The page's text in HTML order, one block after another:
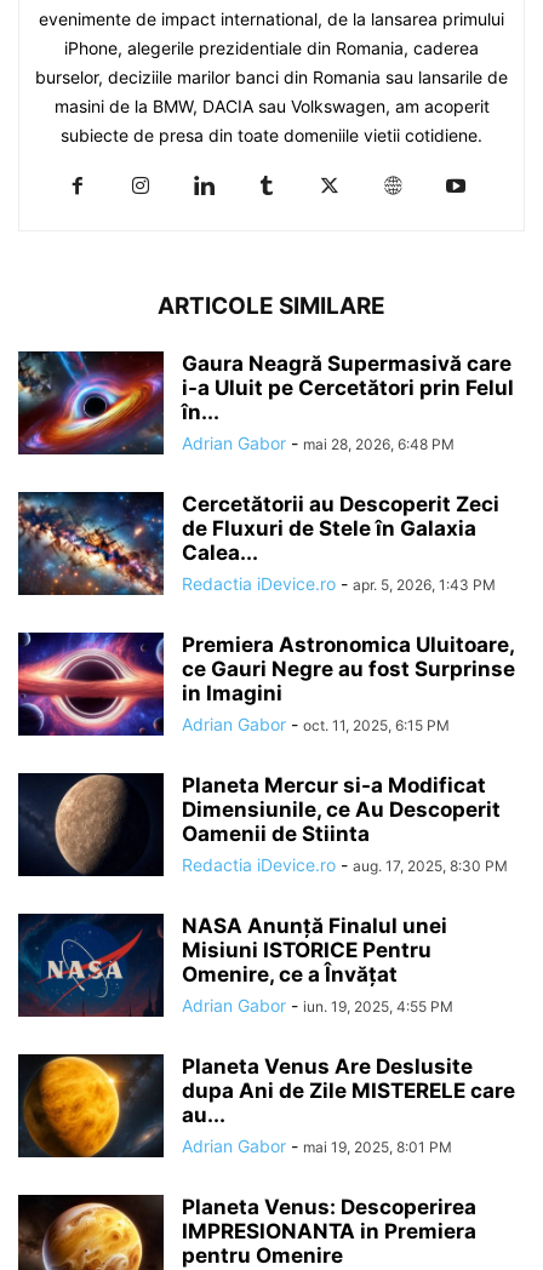
evenimente de impact international, de la lansarea primului
iPhone, alegerile prezidentiale din Romania, caderea
burselor, deciziile marilor banci din Romania sau lansarile de
masini de la BMW, DACIA sau Volkswagen, am acoperit
subiecte de presa din toate domeniile vietii cotidiene.
ARTICOLE SIMILARE
Gaura Neagră Supermasivă care
i-a Uluit pe Cercetători prin Felul
în...
Adrian Gabor - mai 28, 2026, 6:48 PM
Cercetătorii au Descoperit Zeci
de Fluxuri de Stele în Galaxia
Calea...
Redactia iDevice.ro - apr. 5, 2026, 1:43 PM
Premiera Astronomica Uluitoare,
ce Gauri Negre au fost Surprinse
in Imagini
Adrian Gabor - oct. 11, 2025, 6:15 PM
Planeta Mercur si-a Modificat
Dimensiunile, ce Au Descoperit
Oamenii de Stiinta
Redactia iDevice.ro - aug. 17, 2025, 8:30 PM
NASA Anunță Finalul unei
Misiuni ISTORICE Pentru
Omenire, ce a Învățat
Adrian Gabor - iun. 19, 2025, 4:55 PM
Planeta Venus Are Deslusite
dupa Ani de Zile MISTERELE care
au...
Adrian Gabor - mai 19, 2025, 8:01 PM
Planeta Venus: Descoperirea
IMPRESIONANTA in Premiera
pentru Omenire